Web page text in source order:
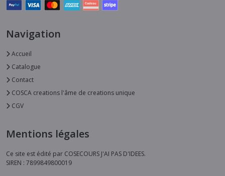
Navigation
Accueil
Catalogue
Contact
COSCA creations l'âme de creations unique
CGV
Mentions légales
Ce site est édité par COSECOURS J'AI PAS D'IDEES.
SIREN : 7899849800019